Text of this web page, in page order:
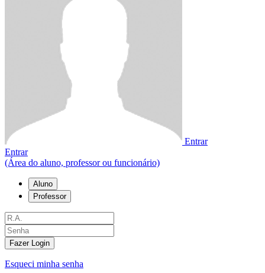
Entrar
Entrar
(Área do aluno, professor ou funcionário)
Aluno
Professor
Fazer Login
Esqueci minha senha